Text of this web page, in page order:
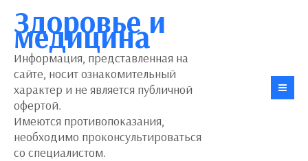
Здоровье и
медицина
Информация, представленная на
сайте, носит ознакомительный
характер и не является публичной
офертой.
Имеются противопоказания,
необходимо проконсультироваться
со специалистом.